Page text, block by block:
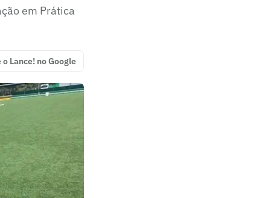
em Prática
o Lance! no Google